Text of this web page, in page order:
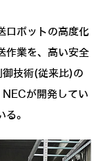
ロボットの高度化
作業を、高い安全
技術(従来比)の
が開発してい
。